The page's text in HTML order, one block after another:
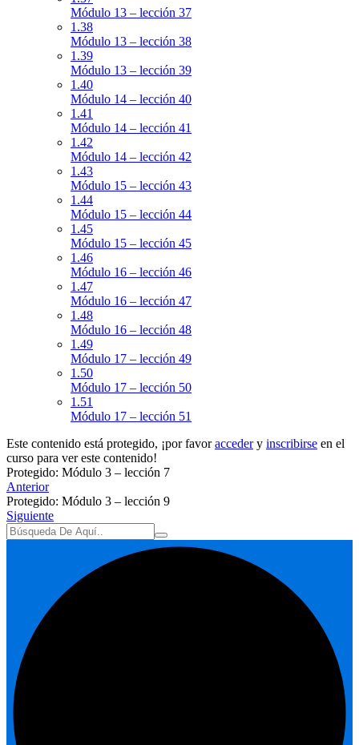
Módulo 13 – lección 37
1.38
Módulo 13 – lección 38
1.39
Módulo 13 – lección 39
1.40
Módulo 14 – lección 40
1.41
Módulo 14 – lección 41
1.42
Módulo 14 – lección 42
1.43
Módulo 15 – lección 43
1.44
Módulo 15 – lección 44
1.45
Módulo 15 – lección 45
1.46
Módulo 16 – lección 46
1.47
Módulo 16 – lección 47
1.48
Módulo 16 – lección 48
1.49
Módulo 17 – lección 49
1.50
Módulo 17 – lección 50
1.51
Módulo 17 – lección 51
Este contenido está protegido, ¡por favoraccedery inscribirse en el
curso para ver este contenido!
Protegido: Módulo 3 – lección 7
Anterior
Protegido: Módulo 3 – lección 9
Siguiente